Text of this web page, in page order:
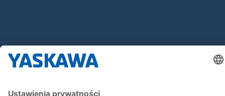
Bądź z nami na bieżąco